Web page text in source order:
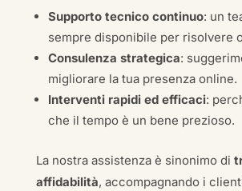
Supporto tecnico continuo: un
sempre disponibile per risolvere
Consulenza strategica:
migliorare la tua presenza online.
Interventi rapidi ed efficaci:
che il tempo è un bene prezioso.
La nostra assistenza è sinonimo di
affidabilità, accompagnando i